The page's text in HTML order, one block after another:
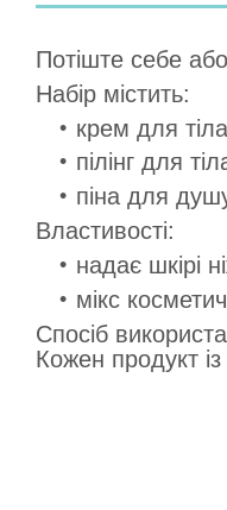
Потіште себе
Набір містить:
крем для
пілінг для
піна для
Властивості:
надає шкірі
мікс
Спосіб
Кожен продукт